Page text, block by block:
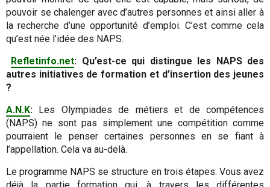
pouvoir se chalenger avec d’autres personnes et ainsi aller à
la recherche d’une opportunité d’emploi. C’est comme cela
qu’est née l’idée des NAPS.
Refletinfo.net: Qu’est-ce qui distingue les NAPS des
autres initiatives de formation et d’insertion des jeunes
?
A.N.K: Les Olympiades de métiers et de compétences
(NAPS) ne sont pas simplement une compétition comme
pourraient le penser certaines personnes en se fiant à
l’appellation. Cela va au-delà.
Le programme NAPS se structure en trois étapes. Vous avez